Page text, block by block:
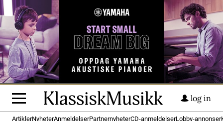
log in
ArtiklerNyheterAnmeldelserPartnernyheterCD-anmeldelserLobby-annonser